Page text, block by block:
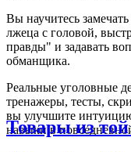
Вы научитесь
лжеца с головой,
правды" и задавать
обманщика.
Реальные уголовные
тренажеры, тесты,
вы улучшите
навыки в
Товары из